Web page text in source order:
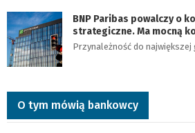
BNP Paribas powalczy o
strategiczne. Ma mocną
Przynależność do
O tym mówią bankowcy